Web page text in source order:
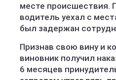
месте происшествия.
водитель уехал с
был задержан
Признав свою вину и
виновник получил
6 месяцев